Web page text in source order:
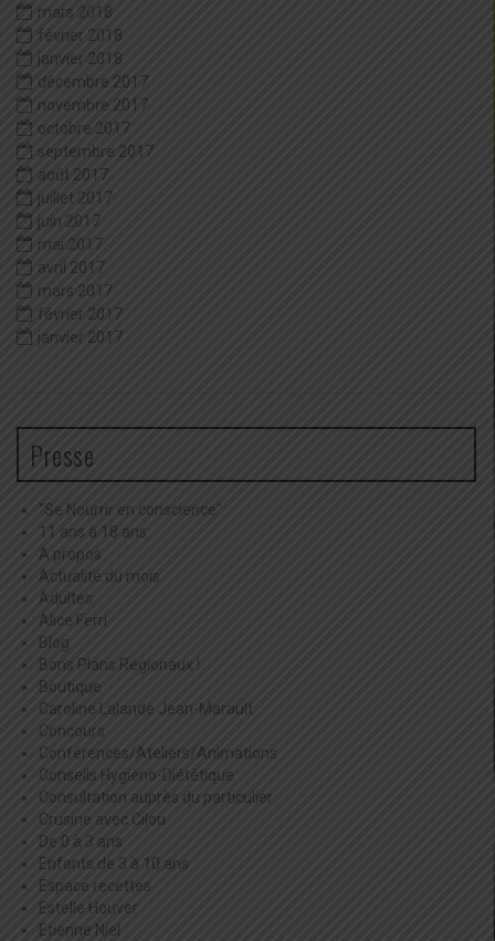
mars 2018
février 2018
janvier 2018
décembre 2017
novembre 2017
octobre 2017
septembre 2017
août 2017
juillet 2017
juin 2017
mai 2017
avril 2017
mars 2017
février 2017
janvier 2017
Presse
"Se Nourrir en conscience"
11 ans à 18 ans
A propos
Actualité du mois
Adultes
Alice Ferri
Blog
Bons Plans Régionaux !
Boutique
Caroline Lalande Jean-Marault
Concours
Conférences/Ateliers/Animations
Conseils Hygièno-Diététique
Consultation auprès du particulier
Crusine avec Cilou
De 0 à 3 ans
Enfants de 3 à 10 ans
Espace recettes
Estelle Houver
Etienne Niel